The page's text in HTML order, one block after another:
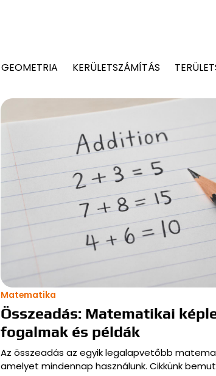
GEOMETRIA KERÜLETSZÁMÍTÁS
Matematika
Összeadás: Matematikai
fogalmak és példák
Az összeadás az egyik legalapvetőbb
amelyet mindennap használunk. Cikkünk